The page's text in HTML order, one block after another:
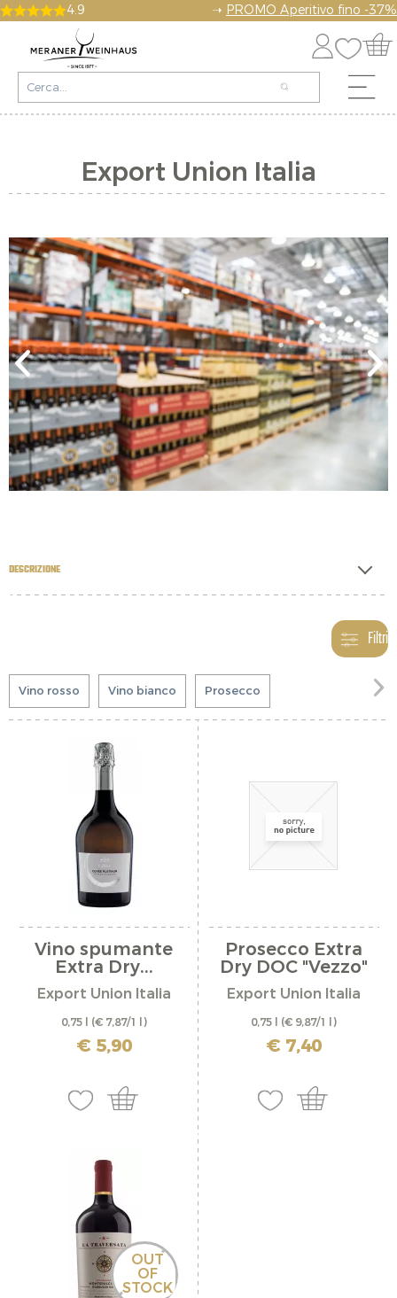
4.9 ➝ PROMO Aperitivo fino -37%
Export Union Italia
DESCRIZIONE
Filtri
Vino rosso Vino bianco Prosecco 
Vino spumante
Extra Dry...
Export Union Italia
0,75 l (€ 7,87/1 l)
incl. IVA più costi di spedizione
€ 5,90
Prosecco Extra
Dry DOC "Vezzo"
Export Union Italia
0,75 l (€ 9,87/1 l)
incl. IVA più costi di spedizione
€ 7,40
OUT
OF
STOCK